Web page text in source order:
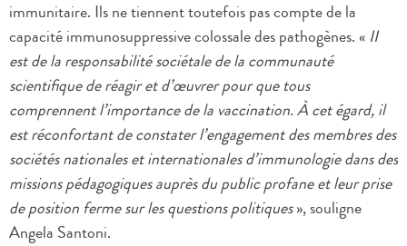
immunitaire. Ils ne tiennent toutefois pas compte de la
capacité immunosuppressive colossale des pathogènes. « II
est de la responsabilité sociétale de la communauté
scientifique de réagir et d’œuvrer pour que tous
comprennent l’importance de la vaccination. À cet égard, il
est réconfortant de constater l’engagement des membres des
sociétés nationales et internationales d’immunologie dans des
missions pédagogiques auprès du public profane et leur prise
de position ferme sur les questions politiques», souligne
Angela Santoni.